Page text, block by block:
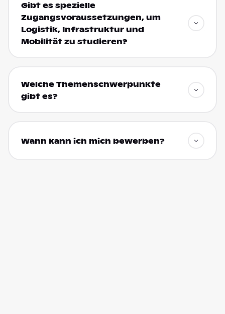
Gibt es spezielle
Zugangsvoraussetzungen, um
Logistik, Infrastruktur und
Mobilität zu studieren?
Welche Themenschwerpunkte
gibt es?
Wann kann ich mich bewerben?